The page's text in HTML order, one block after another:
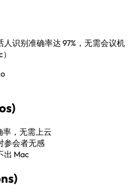
识别准确率达 97%，无需会议机
率，无需上云
参会者无感
出 Mac